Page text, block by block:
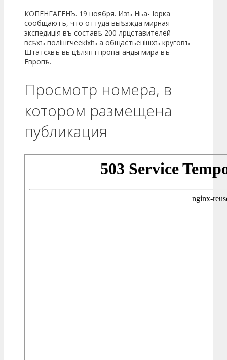
КОПЕНГАГЕНЪ. 19 ноября. Изъ Ньа- Іорка
сообщаютъ, что оттуда выѣзжда мирная
экспедиція въ составѣ 200 лрцставителей
всѣхъ полішгчеекіхіъ а общастьенішхъ круговъ
Штатсхвъ вь цѣляп і пропаганды мира въ
Европѣ.
Просмотр номера, в
котором размещена
публикация